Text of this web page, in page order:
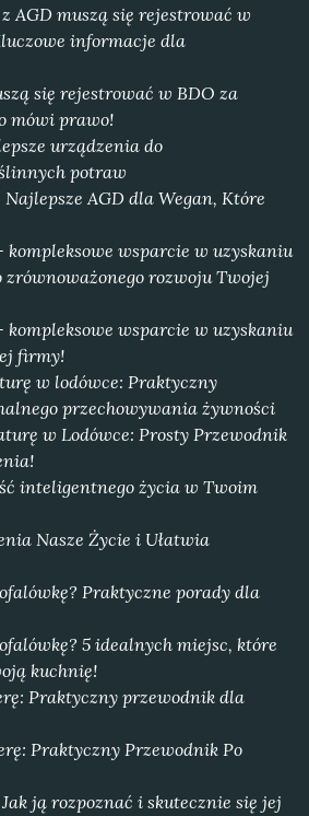
AGD muszą się rejestrować w
informacje dla
się rejestrować w BDO za
mówi prawo!
urządzenia do
potraw
AGD dla Wegan, Które
wsparcie w uzyskaniu
rozwoju Twojej
wsparcie w uzyskaniu
firmy!
w lodówce: Praktyczny
przechowywania żywności
w Lodówce: Prosty Przewodnik
inteligentnego życia w Twoim
Nasze Życie i Ułatwia
Praktyczne porady dla
5 idealnych miejsc, które
kuchnię!
Praktyczny przewodnik dla
Praktyczny Przewodnik Po
ją rozpoznać i skutecznie się jej